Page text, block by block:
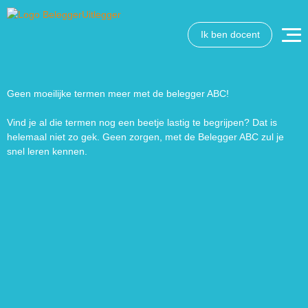
Ik ben docent
Geen moeilijke termen meer met de belegger ABC!
Vind je al die termen nog een beetje lastig te begrijpen? Dat is
helemaal niet zo gek. Geen zorgen, met de Belegger ABC zul je
snel leren kennen.
Wat wil je opzoeken?
hebben? We helpen je graag een handje.
Zoek
naar:
Zoekknop